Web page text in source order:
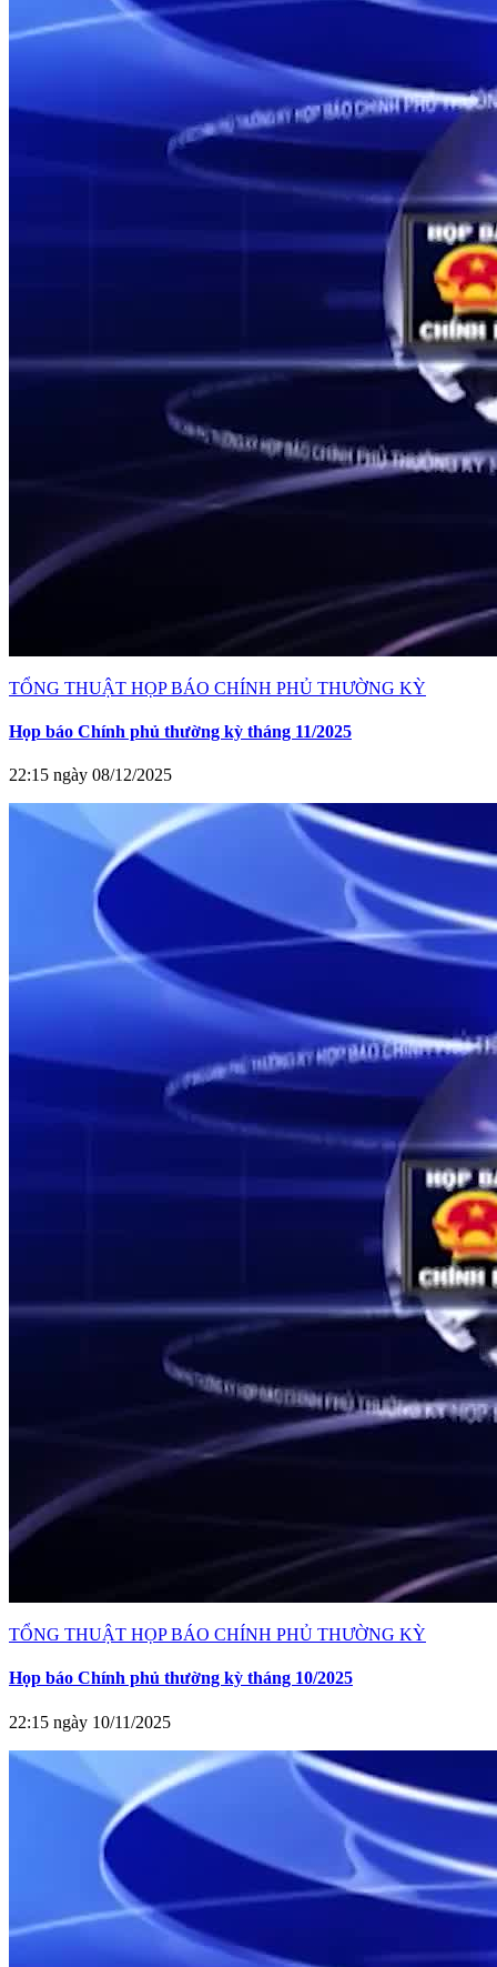
TỔNG THUẬT HỌP BÁO CHÍNH PHỦ THƯỜNG KỲ
Họp báo Chính phủ thường kỳ tháng 11/2025
22:15 ngày 08/12/2025
TỔNG THUẬT HỌP BÁO CHÍNH PHỦ THƯỜNG KỲ
Họp báo Chính phủ thường kỳ tháng 10/2025
22:15 ngày 10/11/2025